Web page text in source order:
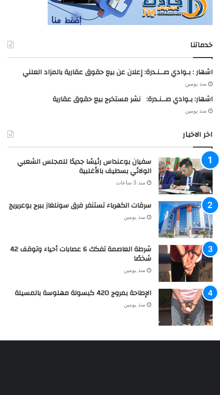
خدماتنا
اشهار : بـوادي صــنـدرة: إعلان عن بيع حقوق عقارية بالمزاد العلني
منذ يومين
اشهار: بـوادي صــنـدرة: نشر مستخرج بيع حقوق عقارية
منذ يومين
اخر الاخبار
سفيان بوعنداس رئيسًا جديدًا للمجلس الشعبي
الولائي بسطيف بالأغلبية
منذ 3 ساعات
سرقات الكهرباء تستنفر فرق سونلغاز ببرج بوعريريج
منذ يومين
شرطة العاصمة تفكك 6 عصابات أحياء وتوقف 42
شخصًا
منذ يومين
الإطاحة بمروج 420 كبسولة مهلوسة بالمسيلة
منذ يومين